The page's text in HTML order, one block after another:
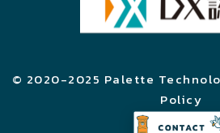
© 2020-2025 Palette
Policy